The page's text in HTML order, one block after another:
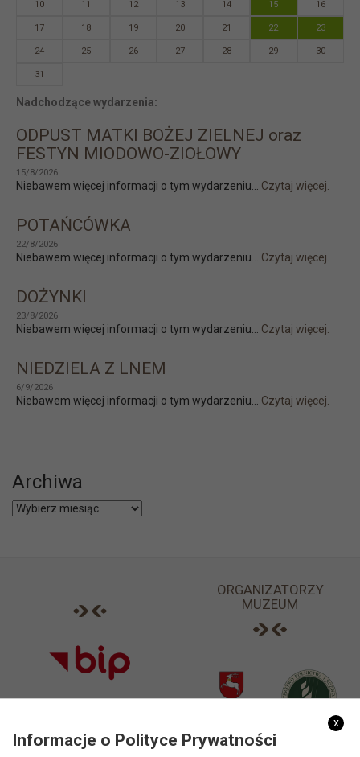
10 11 12 13 14 15 16
17 18 19 20 21 22 23
24 25 26 27 28 29 30
31
Nadchodzące wydarzenia:
ODPUST MATKI BOŻEJ ZIELNEJ oraz
FESTYN MIODOWO-ZIOŁOWY
15/8/2026
Niebawem więcej informacji o tym wydarzeniu... Czytaj więcej.
POTAŃCÓWKA
22/8/2026
Niebawem więcej informacji o tym wydarzeniu... Czytaj więcej.
DOŻYNKI
23/8/2026
Niebawem więcej informacji o tym wydarzeniu... Czytaj więcej.
NIEDZIELA Z LNEM
6/9/2026
Niebawem więcej informacji o tym wydarzeniu... Czytaj więcej.
Archiwa
Archiwa
ORGANIZATORZY
MUZEUM
x
Informacje o Polityce Prywatności